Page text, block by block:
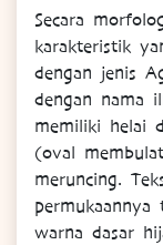
Secara
karakteristik
dengan jenis
dengan nama
memiliki helai
(oval
meruncing.
warna dasar